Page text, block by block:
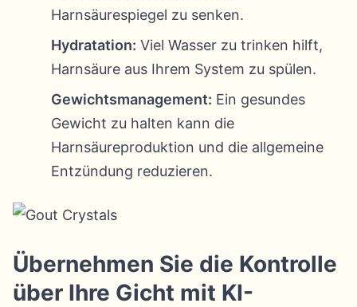
Harnsäurespiegel zu senken.
Hydratation: Viel Wasser zu trinken hilft,
Harnsäure aus Ihrem System zu spülen.
Gewichtsmanagement: Ein gesundes
Gewicht zu halten kann die
Harnsäureproduktion und die allgemeine
Entzündung reduzieren.
Übernehmen Sie die Kontrolle
über Ihre Gicht mit KI-